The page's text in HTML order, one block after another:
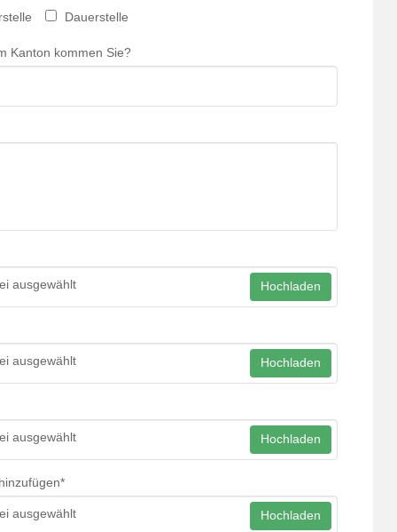
Dauerstelle
Kanton kommen Sie?
ausgewählt Hochladen
ausgewählt Hochladen
ausgewählt Hochladen
*
ausgewählt Hochladen